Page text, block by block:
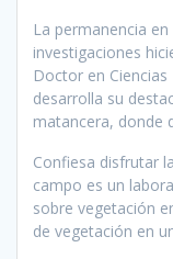
La permanencia
investigaciones
Doctor en
desarrolla su
matancera, donde
Confiesa disfrutar
campo es un
sobre vegetación
de vegetación en